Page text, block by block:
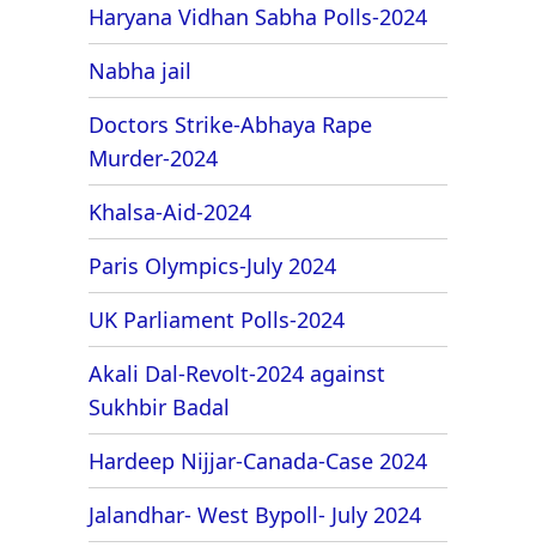
Haryana Vidhan Sabha Polls-2024
Nabha jail
Doctors Strike-Abhaya Rape
Murder-2024
Khalsa-Aid-2024
Paris Olympics-July 2024
UK Parliament Polls-2024
Akali Dal-Revolt-2024 against
Sukhbir Badal
Hardeep Nijjar-Canada-Case 2024
Jalandhar- West Bypoll- July 2024